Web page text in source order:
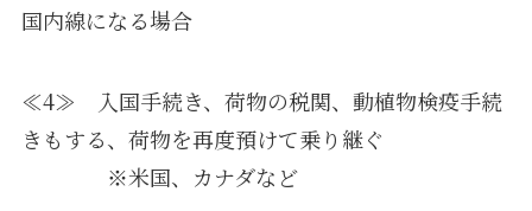
国内線になる場合
≪4≫ 入国手続き、荷物の税関、動植物検疫手続
きもする、荷物を再度預けて乗り継ぐ
※米国、カナダなど